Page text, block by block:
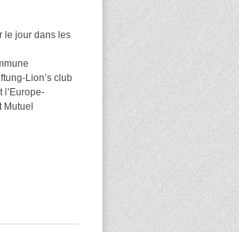
le jour dans les
Lion’s club
l’Europe-